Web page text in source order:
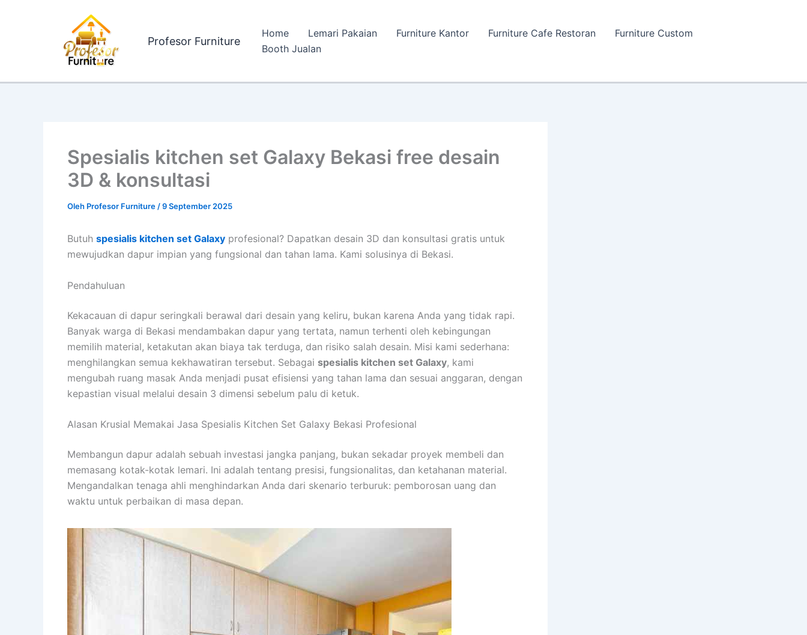
Profesor Furniture
Home Lemari Pakaian Furniture Kantor Furniture Cafe Restoran
Furniture Custom
Booth Jualan
Spesialis kitchen set Galaxy Bekasi free desain
3D & konsultasi
Oleh Profesor Furniture /9 September 2025
Butuh spesialis kitchen set Galaxy profesional? Dapatkan desain 3D dan konsultasi gratis untuk
mewujudkan dapur impian yang fungsional dan tahan lama. Kami solusinya di Bekasi.
Pendahuluan
Kekacauan di dapur seringkali berawal dari desain yang keliru, bukan karena Anda yang tidak rapi.
Banyak warga di Bekasi mendambakan dapur yang tertata, namun terhenti oleh kebingungan
memilih material, ketakutan akan biaya tak terduga, dan risiko salah desain. Misi kami sederhana:
menghilangkan semua kekhawatiran tersebut. Sebagai spesialis kitchen set Galaxy, kami
mengubah ruang masak Anda menjadi pusat efisiensi yang tahan lama dan sesuai anggaran, dengan
kepastian visual melalui desain 3 dimensi sebelum palu di ketuk.
Alasan Krusial Memakai Jasa Spesialis Kitchen Set Galaxy Bekasi Profesional
Membangun dapur adalah sebuah investasi jangka panjang, bukan sekadar proyek membeli dan
memasang kotak-kotak lemari. Ini adalah tentang presisi, fungsionalitas, dan ketahanan material.
Mengandalkan tenaga ahli menghindarkan Anda dari skenario terburuk: pemborosan uang dan
waktu untuk perbaikan di masa depan.